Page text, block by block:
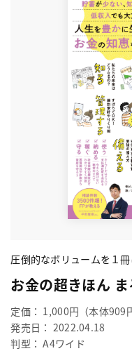
圧倒的なボリュームを１
お金の超きほん
定価： 1,000円（本体909
発売日： 2022.04.18
判型： A4ワイド